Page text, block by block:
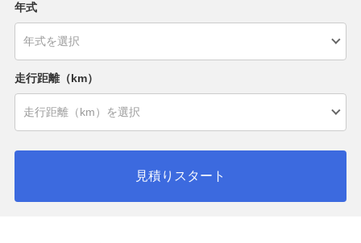
年式
走行距離（km）
見積りスタート